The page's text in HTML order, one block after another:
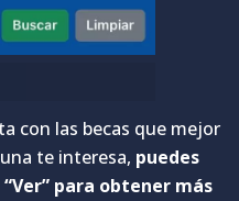
con las becas que mejor
te interesa, puedes
para obtener más